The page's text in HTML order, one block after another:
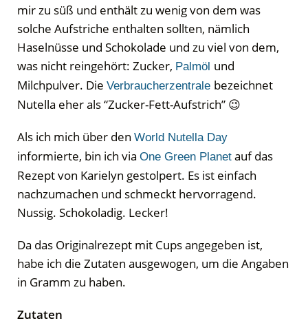
mir zu süß und enthält zu wenig von dem was
solche Aufstriche enthalten sollten, nämlich
Haselnüsse und Schokolade und zu viel von dem,
was nicht reingehört: Zucker, Palmöl und
Milchpulver. Die Verbraucherzentrale bezeichnet
Nutella eher als “Zucker-Fett-Aufstrich” 😉
Als ich mich über den World Nutella Day
informierte, bin ich via One Green Planet auf das
Rezept von Karielyn gestolpert. Es ist einfach
nachzumachen und schmeckt hervorragend.
Nussig. Schokoladig. Lecker!
Da das Originalrezept mit Cups angegeben ist,
habe ich die Zutaten ausgewogen, um die Angaben
in Gramm zu haben.
Zutaten